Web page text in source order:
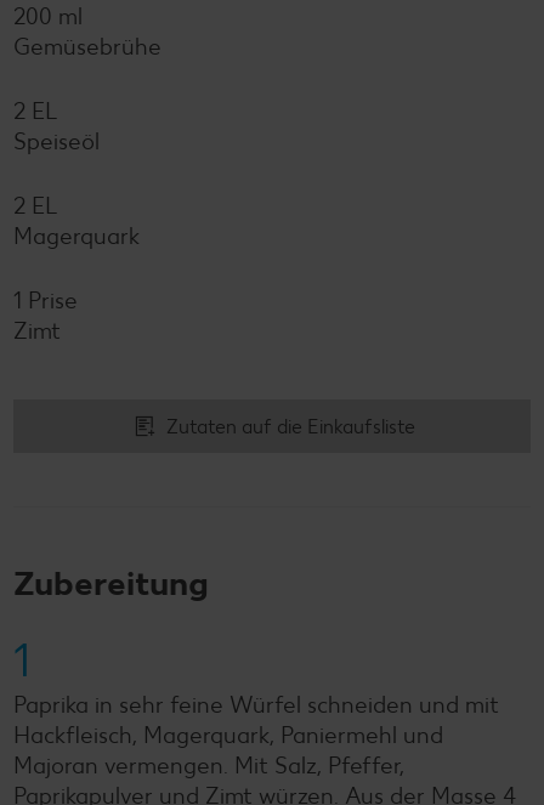
200 ml
Gemüsebrühe
2 EL
Speiseöl
2 EL
Magerquark
1 Prise
Zimt
Zutaten auf die Einkaufsliste
Zubereitung
1
Paprika in sehr feine Würfel schneiden und mit
Hackfleisch, Magerquark, Paniermehl und
Majoran vermengen. Mit Salz, Pfeffer,
Paprikapulver und Zimt würzen. Aus der Masse 4